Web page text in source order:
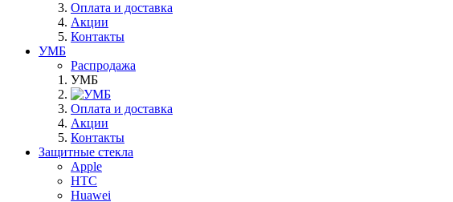
Оплата и доставка
Акции
Контакты
УМБ
Распродажа
УМБ
Оплата и доставка
Акции
Контакты
Защитные стекла
Apple
HTC
Huawei